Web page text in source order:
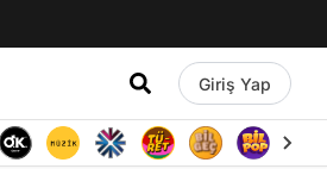
Giriş Yap